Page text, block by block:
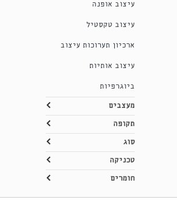
עיצוב אופנה
עיצוב טקסטיל
ארכיון תערוכות עיצוב
עיצוב אותיות
ביוגרפיות
מעצבים
תקופה
סוג
טכניקה
חומרים